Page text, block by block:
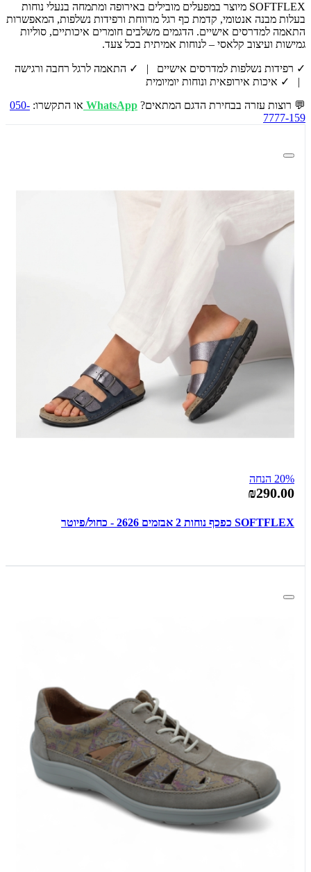
SOFTFLEX מיוצר במפעלים מובילים באירופה ומתמחה בנעלי נוחות
בעלות מבנה אנטומי, קדמת כף רגל מרווחת ורפידות נשלפות, המאפשרות
התאמה למדרסים אישיים. הדגמים משלבים חומרים איכותיים, סוליות
גמישות ועיצוב קלאסי – לנוחות אמיתית בכל צעד.
✓ רפידות נשלפות למדרסים אישיים | ✓ התאמה לרגל רחבה ורגישה
| ✓ איכות אירופאית ונוחות יומיומית
💬 רוצות עזרה בבחירת הדגם המתאים? WhatsApp או התקשרו: 050-
7777-159
20% הנחה
₪290.00
SOFTFLEX כפכף נוחות 2 אבזמים 2626 - כחול/פיוטר